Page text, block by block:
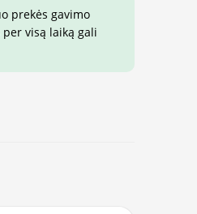
prekės gavimo
visą laiką gali